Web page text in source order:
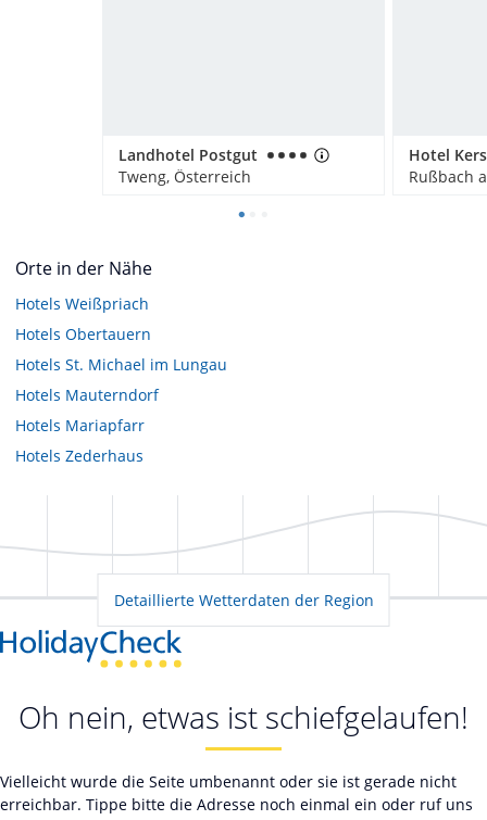
Landhotel Postgut
Tweng, Österreich
Orte in der Nähe
Hotels Weißpriach
Hotels Obertauern
Hotels St. Michael im Lungau
Hotels Mauterndorf
Hotels Mariapfarr
Hotels Zederhaus
Detaillierte Wetterdaten der Region
Oh nein, etwas ist schiefgelaufen!
Vielleicht wurde die Seite umbenannt oder sie ist gerade nicht
erreichbar. Tippe bitte die Adresse noch einmal ein oder ruf uns